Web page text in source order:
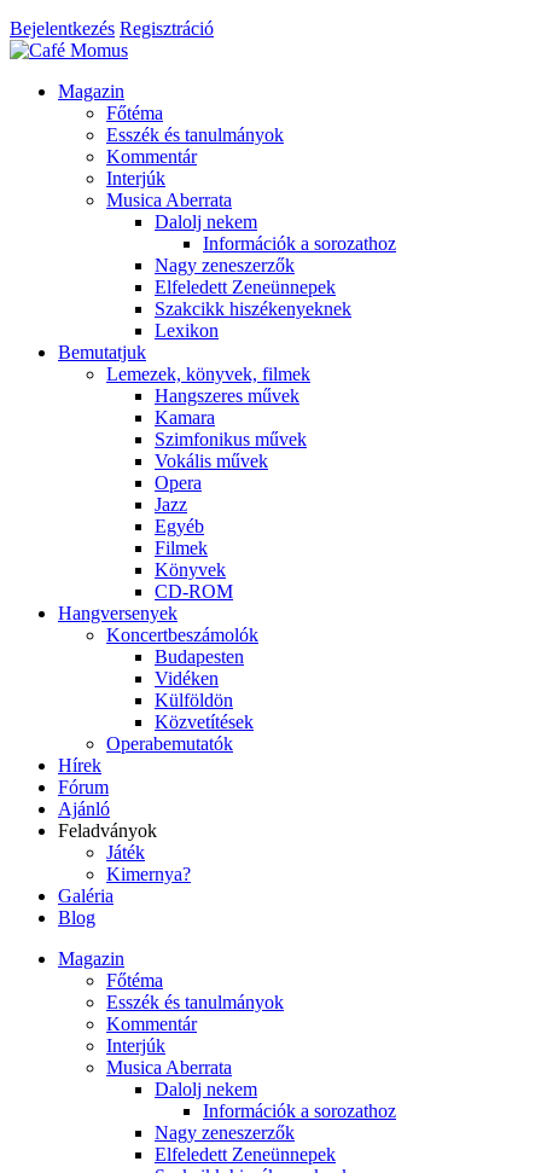
Bejelentkezés Regisztráció
Magazin
Főtéma
Esszék és tanulmányok
Kommentár
Interjúk
Musica Aberrata
Dalolj nekem
Információk a sorozathoz
Nagy zeneszerzők
Elfeledett Zeneünnepek
Szakcikk hiszékenyeknek
Lexikon
Bemutatjuk
Lemezek, könyvek, filmek
Hangszeres művek
Kamara
Szimfonikus művek
Vokális művek
Opera
Jazz
Egyéb
Filmek
Könyvek
CD-ROM
Hangversenyek
Koncertbeszámolók
Budapesten
Vidéken
Külföldön
Közvetítések
Operabemutatók
Hírek
Fórum
Ajánló
Feladványok
Játék
Kimernya?
Galéria
Blog
Magazin
Főtéma
Esszék és tanulmányok
Kommentár
Interjúk
Musica Aberrata
Dalolj nekem
Információk a sorozathoz
Nagy zeneszerzők
Elfeledett Zeneünnepek